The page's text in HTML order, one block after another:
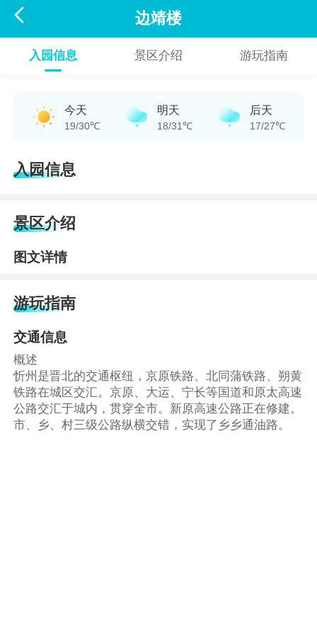
 边靖楼
入园信息 景区介绍 游玩指南
今天
19/30℃
明天
18/31℃
后天
17/27℃
入园信息
景区介绍
图文详情
游玩指南
交通信息
概述
忻州是晋北的交通枢纽，京原铁路、北同蒲铁路、朔黄
铁路在城区交汇。京原、大运、宁长等国道和原太高速
公路交汇于城内，贯穿全市。新原高速公路正在修建。
市、乡、村三级公路纵横交错，实现了乡乡通油路。